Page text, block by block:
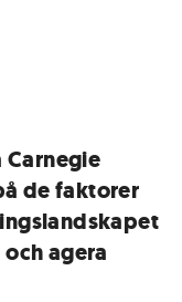
de faktorer
agera